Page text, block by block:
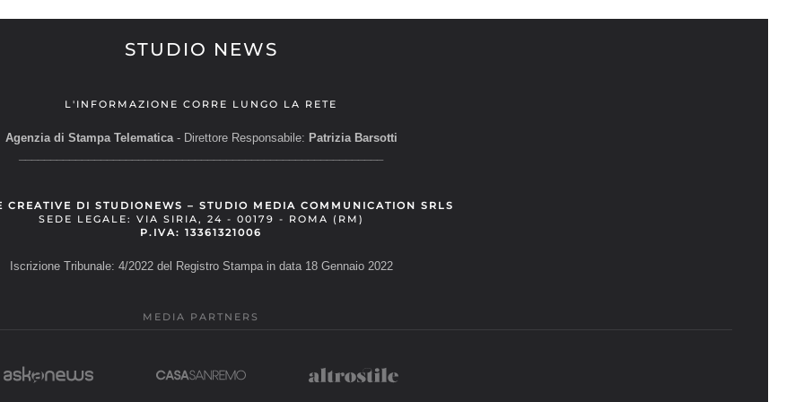
STUDIO NEWS
L'INFORMAZIONE CORRE LUNGO LA RETE
Agenzia di Stampa Telematica- Direttore Responsabile: Patrizia Barsotti
CREATIVE DI STUDIONEWS – STUDIO MEDIA COMMUNICATION SRLS
SEDE LEGALE: VIA SIRIA, 24 - 00179 - ROMA (RM)
P.IVA: 13361321006
Iscrizione Tribunale: 4/2022 del Registro Stampa in data 18 Gennaio 2022
MEDIA PARTNERS